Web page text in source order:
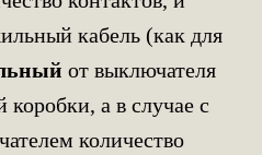
кабель (как для
от выключателя
коробки, а в случае с
количество